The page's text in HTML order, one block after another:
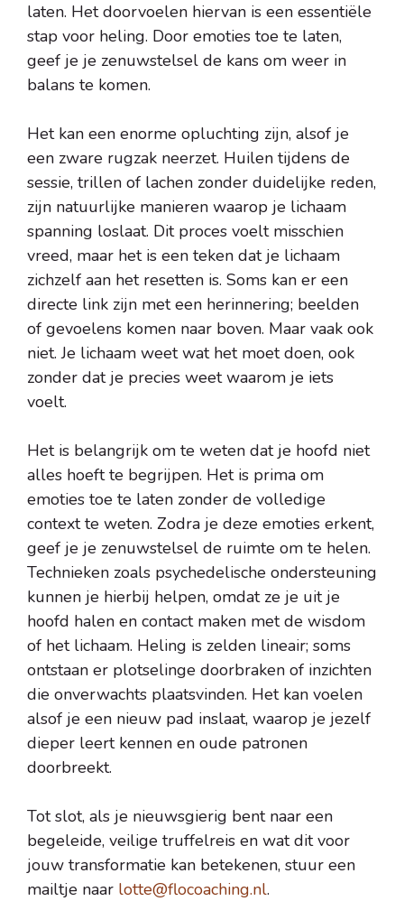
laten. Het doorvoelen hiervan is een essentiële
stap voor heling. Door emoties toe te laten,
geef je je zenuwstelsel de kans om weer in
balans te komen.
Het kan een enorme opluchting zijn, alsof je
een zware rugzak neerzet. Huilen tijdens de
sessie, trillen of lachen zonder duidelijke reden,
zijn natuurlijke manieren waarop je lichaam
spanning loslaat. Dit proces voelt misschien
vreed, maar het is een teken dat je lichaam
zichzelf aan het resetten is. Soms kan er een
directe link zijn met een herinnering; beelden
of gevoelens komen naar boven. Maar vaak ook
niet. Je lichaam weet wat het moet doen, ook
zonder dat je precies weet waarom je iets
voelt.
Het is belangrijk om te weten dat je hoofd niet
alles hoeft te begrijpen. Het is prima om
emoties toe te laten zonder de volledige
context te weten. Zodra je deze emoties erkent,
geef je je zenuwstelsel de ruimte om te helen.
Technieken zoals psychedelische ondersteuning
kunnen je hierbij helpen, omdat ze je uit je
hoofd halen en contact maken met de wisdom
of het lichaam. Heling is zelden lineair; soms
ontstaan er plotselinge doorbraken of inzichten
die onverwachts plaatsvinden. Het kan voelen
alsof je een nieuw pad inslaat, waarop je jezelf
dieper leert kennen en oude patronen
doorbreekt.
Tot slot, als je nieuwsgierig bent naar een
begeleide, veilige truffelreis en wat dit voor
jouw transformatie kan betekenen, stuur een
mailtje naar lotte@flocoaching.nl.